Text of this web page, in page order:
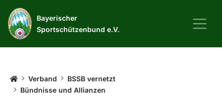
Bayerischer
Sportschützenbund e.V.
Startseite
Verband
BSSB vernetzt
Bündnisse und Allianzen